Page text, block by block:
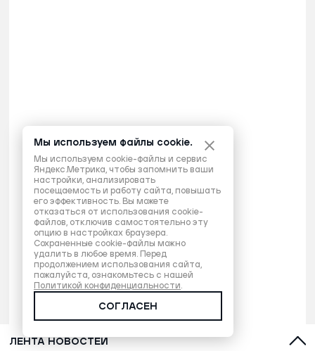
ЛЕНТА НОВОСТЕЙ
Мы используем файлы cookie.
Мы используем cookie-файлы и сервис
Яндекс.Метрика, чтобы запомнить ваши
настройки, анализировать
посещаемость и работу сайта, повышать
его эффективность. Вы можете
отказаться от использования cookie-
файлов, отключив самостоятельно эту
опцию в настройках браузера.
Сохраненные cookie-файлы можно
удалить в любое время. Перед
продолжением использования сайта,
пожалуйста, ознакомьтесь с нашей
Политикой конфиденциальности.
СОГЛАСЕН